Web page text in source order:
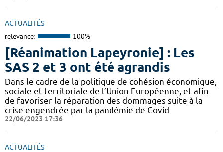
ACTUALITÉS
relevance: 100%
[Réanimation Lapeyronie] : Les
SAS 2 et 3 ont été agrandis
Dans le cadre de la politique de cohésion économique,
sociale et territoriale de l’Union Européenne, et afin
de favoriser la réparation des dommages suite à la
crise engendrée par la pandémie de Covid
22/06/2023 17:36
ACTUALITÉS